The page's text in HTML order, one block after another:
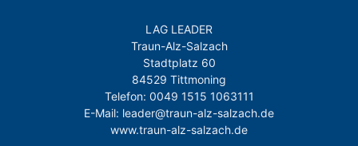
LAG LEADER
Traun-Alz-Salzach
Stadtplatz 60
84529 Tittmoning
Telefon: 0049 1515 1063111
E-Mail: leader@traun-alz-salzach.de
www.traun-alz-salzach.de